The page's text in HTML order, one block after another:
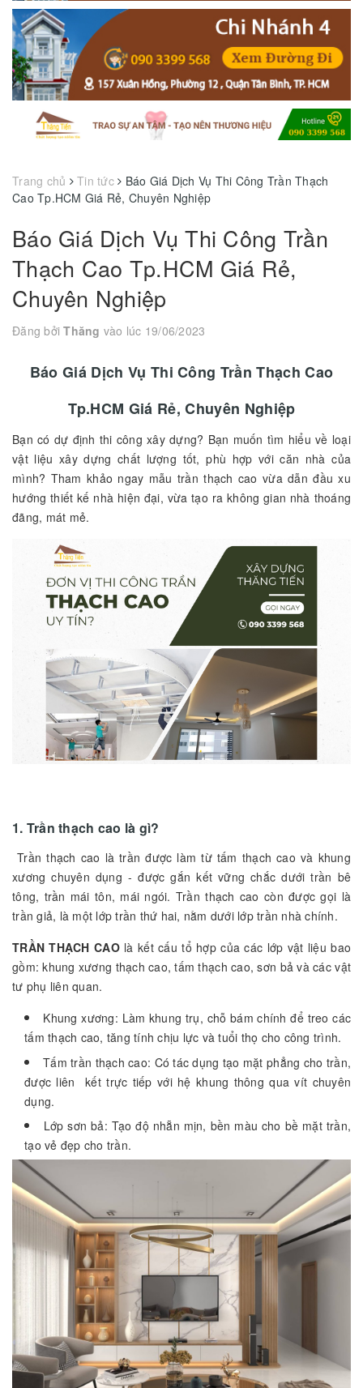
Trang chủ Tin tức
Báo Giá Dịch Vụ Thi Công Trần Thạch
Cao Tp.HCM Giá Rẻ, Chuyên Nghiệp
Báo Giá Dịch Vụ Thi Công Trần
Thạch Cao Tp.HCM Giá Rẻ,
Chuyên Nghiệp
Đăng bởiThăng vào lúc 19/06/2023
Báo Giá Dịch Vụ Thi Công Trần Thạch Cao
Tp.HCM Giá Rẻ, Chuyên Nghiệp
Bạn có dự định thi công xây dựng? Bạn muốn tìm hiểu về loại
vật liệu xây dựng chất lượng tốt, phù hợp với căn nhà của
mình? Tham khảo ngay mẫu trần thạch cao vừa dẫn đầu xu
hướng thiết kế nhà hiện đại, vừa tạo ra không gian nhà thoáng
đãng, mát mẻ.
1. Trần thạch cao là gì?
Trần thạch cao là trần được làm từ tấm thạch cao và khung
xương chuyên dụng - được gắn kết vững chắc dưới trần bê
tông, trần mái tôn, mái ngói. Trần thạch cao còn được gọi là
trần giả, là một lớp trần thứ hai, nằm dưới lớp trần nhà chính.
TRẦN THẠCH CAOlà kết cấu tổ hợp của các lớp vật liệu bao
gồm: khung xương thạch cao, tấm thạch cao, sơn bả và các vật
tư phụ liên quan.
Khung xương: Làm khung trụ, chỗ bám chính để treo các
tấm thạch cao, tăng tính chịu lực và tuổi thọ cho công trình.
Tấm trần thạch cao: Có tác dụng tạo mặt phẳng cho trần,
được liên kết trực tiếp với hệ khung thông qua vít chuyên
dụng.
Lớp sơn bả: Tạo độ nhẵn mịn, bền màu cho bề mặt trần,
tạo vẻ đẹp cho trần.